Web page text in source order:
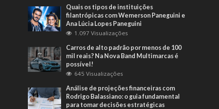
Quais os tipos de instituições
filantrópicas com Wemerson Paneguini e
Ana Lúcia Lopes Paneguini
1.097 Visualizações
Carros de alto padrão por menos de 100
mil reais? Na Nova Band Multimarcas é
possível!
645 Visualizações
Análise de projeções financeiras com
Rodrigo Balassiano: o guia fundamental
para tomar decisões estratégicas